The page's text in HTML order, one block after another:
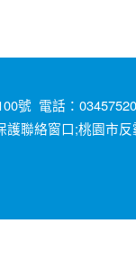
號 電話：
護聯絡窗口 ;桃園市